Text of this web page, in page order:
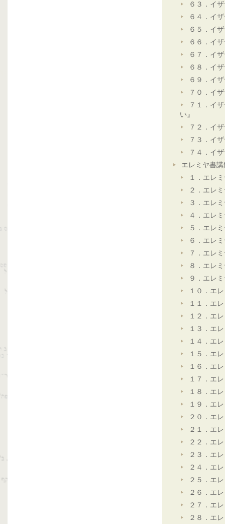
６３．イ
６４．イ
６５．イ
６６．イ
６７．イ
６８．イ
６９．イ
７０．イ
７１．イ
い』
７２．イ
７３．イ
７４．イ
エレミヤ書講
１．エレ
２．エレ
３．エレ
４．エレ
５．エレ
６．エレ
７．エレ
８．エレ
９．エレ
１０．エ
１１．エ
１２．エ
１３．エ
１４．エ
１５．エ
１６．エ
１７．エ
１８．エ
１９．エ
２０．エ
２１．エ
２２．エ
２３．エ
２４．エ
２５．エ
２６．エ
２７．エ
２８．エ